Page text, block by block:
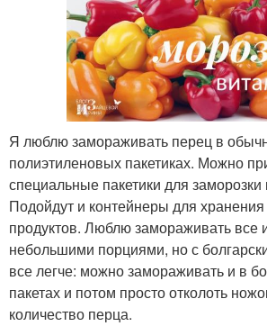
Я люблю замораживать перец в
полиэтиленовых пакетиках. Можно
специальные пакетики для заморозки
Подойдут и контейнеры для
продуктов. Люблю замораживать все
небольшими порциями, но с
все легче: можно замораживать и в
пакетах и потом просто отколоть
количество перца.